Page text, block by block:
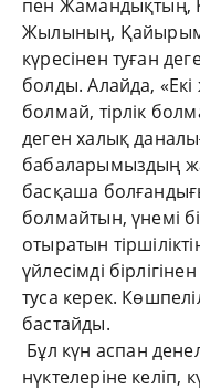
пен Жамандықтың,
Жылының,
күресінен туған
болды. Алайда, «Екі
болмай, тірлік
деген халық
бабаларымыздың
басқаша
болмайтын, үнемі
отыратын
үйлесімді
туса керек.
бастайды.
Бұл күн аспан
нүктелеріне келіп,